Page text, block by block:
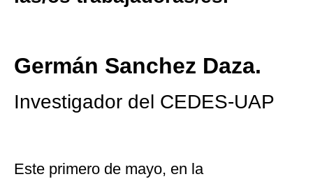
Germán Sanchez Daza.
Investigador del CEDES-UAP
Este primero de mayo, en la